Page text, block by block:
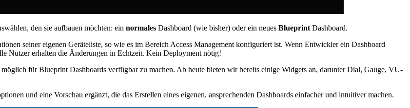
den sie aufbauen möchten: ein normales Dashboard (wie bisher) oder ein neues Blueprint Dashboard.
seiner eigenen Geräteliste, so wie es im Bereich Access Management konfiguriert ist. Wenn Entwickler ein Dashboard
Nutzer erhalten die Änderungen in Echtzeit. Kein Deployment nötig!
für Blueprint Dashboards verfügbar zu machen. Ab heute bieten wir bereits einige Widgets an, darunter Dial, Gauge, VU-
und eine Vorschau ergänzt, die das Erstellen eines eigenen, ansprechenden Dashboards einfacher und intuitiver machen.